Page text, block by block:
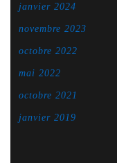
janvier 2024
novembre 2023
octobre 2022
mai 2022
octobre 2021
janvier 2019